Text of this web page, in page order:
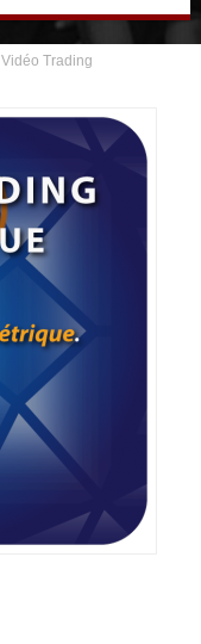
Vidéo Trading